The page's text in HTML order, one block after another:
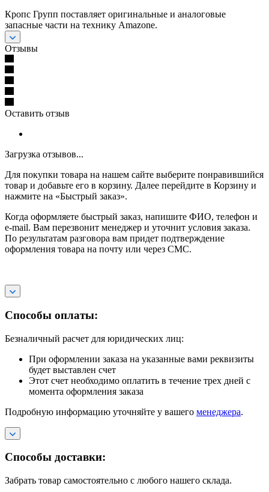
Кропс Групп поставляет оригинальные и аналоговые
запасные части на технику Amazone.
Отзывы
Оставить отзыв
Загрузка отзывов...
Для покупки товара на нашем сайте выберите понравившийся
товар и добавьте его в корзину. Далее перейдите в Корзину и
нажмите на «Быстрый заказ».
Когда оформляете быстрый заказ, напишите ФИО, телефон и
e-mail. Вам перезвонит менеджер и уточнит условия заказа.
По результатам разговора вам придет подтверждение
оформления товара на почту или через СМС.
Способы оплаты:
Безналичный расчет для юридических лиц:
При оформлении заказа на указанные вами реквизиты
будет выставлен счет
Этот счет необходимо оплатить в течение трех дней с
момента оформления заказа
Подробную информацию уточняйте у вашего менеджера.
Способы доставки:
Забрать товар самостоятельно с любого нашего склада.